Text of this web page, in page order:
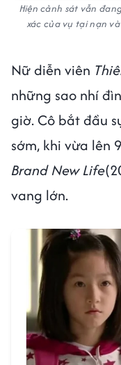
Hiện cảnh sát vẫn
xác của vụ tại nạn
Nữ diễn viên
những sao nhí
giờ. Cô bắt đầu
sớm, khi vừa lên
Brand New Life
vang lớn.